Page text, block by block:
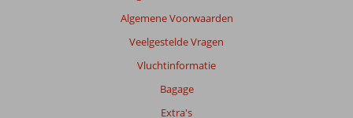
Algemene Voorwaarden
Veelgestelde Vragen
Vluchtinformatie
Bagage
Extra's